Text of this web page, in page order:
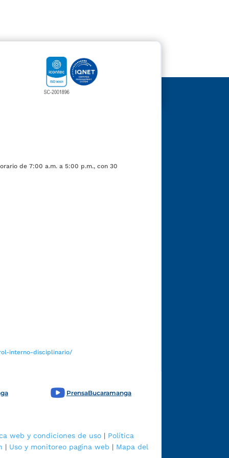
de 7:00 a.m. a 5:00 p.m., con 30
interno-disciplinario/
PrensaBucaramanga
web y condiciones de uso | Política
| Uso y monitoreo pagina web | Mapa del